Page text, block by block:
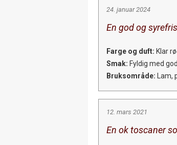
24. januar 2024
En god og
Farge og duft: Klar
Smak: Fyldig med
Bruksområde: Lam,
12. mars 2021
En ok toscaner